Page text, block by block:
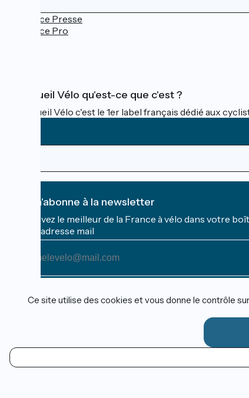
FR
Espace Presse
Espace Pro
Accueil Vélo qu'est-ce que c'est ?
Accueil Vélo c'est le 1er label français dédié aux
Je m'abonne à la newsletter
Recevez le meilleur de la France à vélo dans votre
Mon adresse mail
adresse
mail
Conditions d'inscription
Espace Pro / Presse
Ce site utilise des cookies et vous donne le contrôle